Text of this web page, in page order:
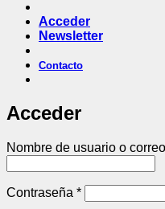
Acceder
Newsletter
Contacto
Acceder
Nombre de usuario o
Contraseña *Obligatorio